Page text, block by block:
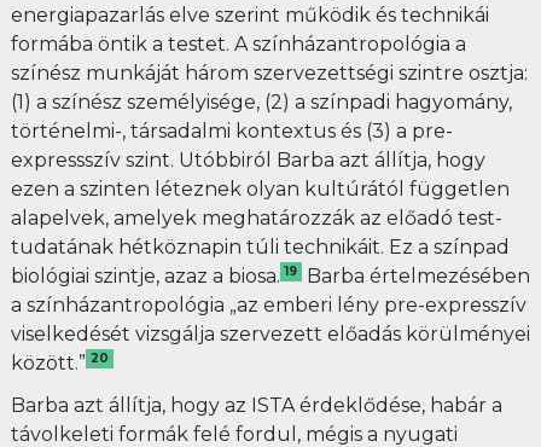
energiapazarlás elve szerint működik és technikái
formába öntik a testet. A színházantropológia a
színész munkáját három szervezettségi szintre osztja:
(1) a színész személyisége, (2) a színpadi hagyomány,
történelmi-, társadalmi kontextus és (3) a pre-
expressszív szint. Utóbbiról Barba azt állítja, hogy
ezen a szinten léteznek olyan kultúrától független
alapelvek, amelyek meghatározzák az előadó test-
tudatának hétköznapin túli technikáit. Ez a színpad
biológiai szintje, azaz a biosa. 19
Barba értelmezésében
a színházantropológia „az emberi lény pre-expresszív
viselkedését vizsgálja szervezett előadás körülményei
között.” 20
Barba azt állítja, hogy az ISTA érdeklődése, habár a
távolkeleti formák felé fordul, mégis a nyugati